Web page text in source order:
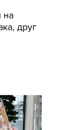
на
друг